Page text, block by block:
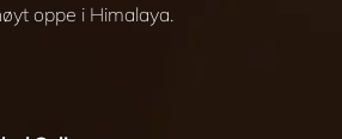
oppe i Himalaya.